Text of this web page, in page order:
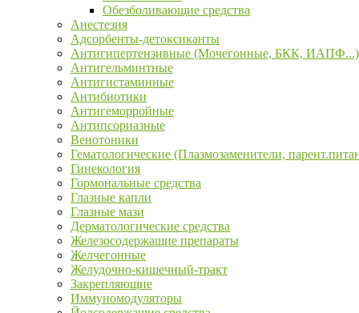
Обезболивающие средства
Анестезия
Адсорбенты-детоксиканты
Антигипертензивные (Мочегонные, БКК, ИАПФ...)
Антигельминтные
Антигистаминные
Антибиотики
Антигеморройные
Антипсориазные
Венотоники
Гематологические (Плазмозаменители,
Гинекология
Гормональные средства
Глазные капли
Глазные мази
Дерматологические средства
Железосодержащие препараты
Желчегонные
Желудочно-кишечный-тракт
Закрепляющие
Иммуномодуляторы